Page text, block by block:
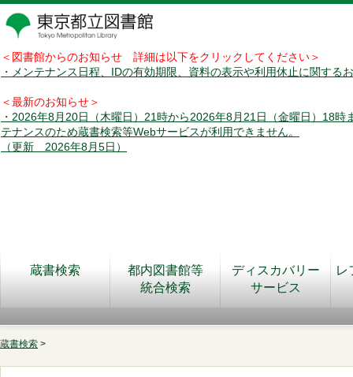
＜図書館からのお知らせ 詳細は以下をクリックしてください＞
・メンテナンス日程、IDの有効期限、資料の表示や利用休止に関する
＜最新のお知らせ＞
・2026年8月20日（木曜日）21時から2026年8月21日（金曜日）18時
テナンスのため蔵書検索等Webサービスが利用できません。
（更新 2026年8月5日）
蔵書検索
都内図書館等
統合検索
ディスカバリー
サービス
レ
蔵書検索 >